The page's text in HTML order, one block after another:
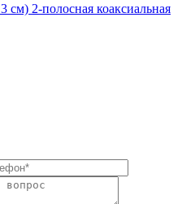
см) 2-полосная коаксиальная